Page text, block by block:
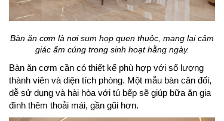
Bàn ăn cơm là nơi sum họp quen thuộc, mang lại cảm
giác ấm cúng trong sinh hoạt hằng ngày.
Bàn ăn cơm cần có thiết kế phù hợp với số lượng
thành viên và diện tích phòng. Một mẫu bàn cân đối,
dễ sử dụng và hài hòa với tủ bếp sẽ giúp bữa ăn gia
đình thêm thoải mái, gần gũi hơn.